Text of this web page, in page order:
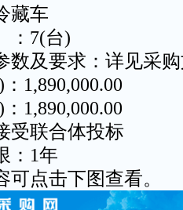
车
7(台)
及要求：详见采购
联合体投标
1年
点击下图查看。